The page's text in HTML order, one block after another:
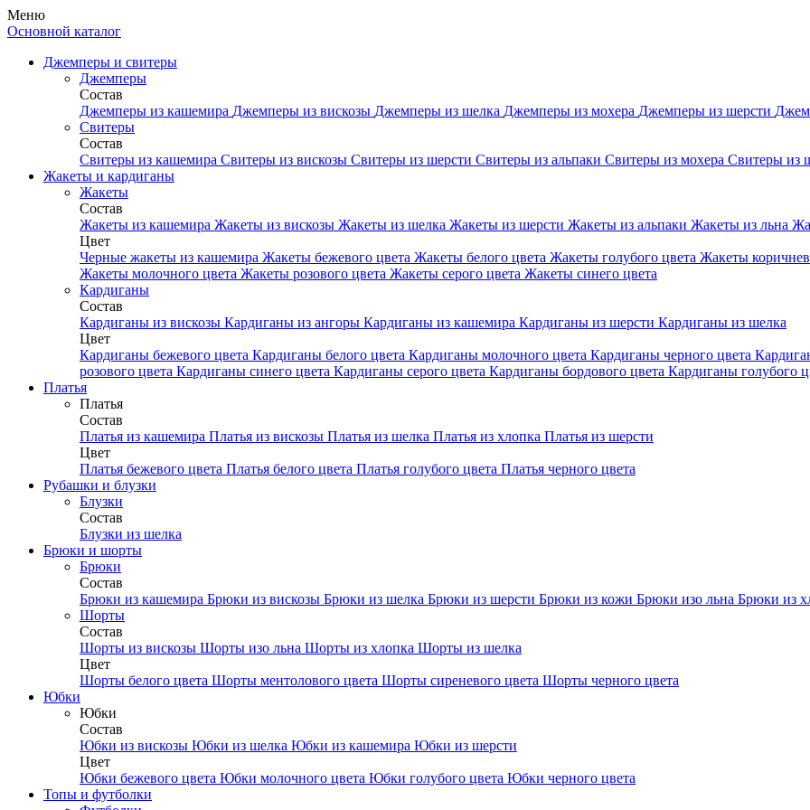
Меню
Основной каталог
Джемперы и свитеры
Джемперы
Состав
Джемперы из кашемира Джемперы из вискозы Джемперы из шелка Джемперы из мохера Джемперы из шерсти
Свитеры
Состав
Свитеры из кашемира Свитеры из вискозы Свитеры из шерсти Свитеры из альпаки Свитеры из мохера Свитеры из
Жакеты и кардиганы
Жакеты
Состав
Жакеты из кашемира Жакеты из вискозы Жакеты из шелка Жакеты из шерсти Жакеты из альпаки Жакеты из льна
Цвет
Черные жакеты из кашемира Жакеты бежевого цвета Жакеты белого цвета Жакеты голубого цвета Жакеты
Жакеты молочного цвета Жакеты розового цвета Жакеты серого цвета Жакеты синего цвета
Кардиганы
Состав
Кардиганы из вискозы Кардиганы из ангоры Кардиганы из кашемира Кардиганы из шерсти Кардиганы из шелка
Цвет
Кардиганы бежевого цвета Кардиганы белого цвета Кардиганы молочного цвета Кардиганы черного цвета
розового цвета Кардиганы синего цвета Кардиганы серого цвета Кардиганы бордового цвета Кардиганы голубого
Платья
Платья
Состав
Платья из кашемира Платья из вискозы Платья из шелка Платья из хлопка Платья из шерсти
Цвет
Платья бежевого цвета Платья белого цвета Платья голубого цвета Платья черного цвета
Рубашки и блузки
Блузки
Состав
Блузки из шелка
Брюки и шорты
Брюки
Состав
Брюки из кашемира Брюки из вискозы Брюки из шелка Брюки из шерсти Брюки из кожи Брюки изо льна Брюки из
Шорты
Состав
Шорты из вискозы Шорты изо льна Шорты из хлопка Шорты из шелка
Цвет
Шорты белого цвета Шорты ментолового цвета Шорты сиреневого цвета Шорты черного цвета
Юбки
Юбки
Состав
Юбки из вискозы Юбки из шелка Юбки из кашемира Юбки из шерсти
Цвет
Юбки бежевого цвета Юбки молочного цвета Юбки голубого цвета Юбки черного цвета
Топы и футболки